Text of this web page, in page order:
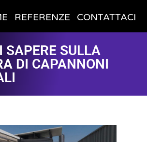
REFERENZE CONTATTACI
SAPERE SULLA
DI CAPANNONI